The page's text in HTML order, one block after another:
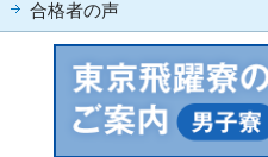
合格者の声